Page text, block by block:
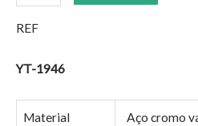
REF
YT-1946
Material Aço cromo